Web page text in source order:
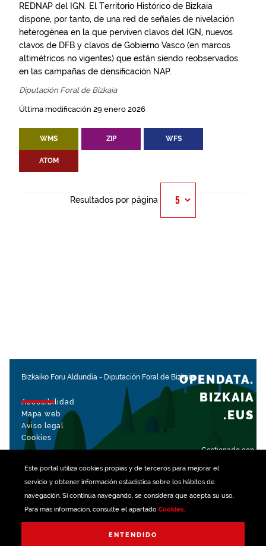
Este portal utiliza cookiespropias y de terceros para mejorar el
servicio y obtener información estadística sobre los hábitos de
navegación. Si continúa navegando, se considera que acepta su uso.
Para más información, consulte el apartado Cookies.
ENTENDIDO
REDNAP del IGN. El Territorio Histórico de Bizkaia
dispone, por tanto, de una red de señales de nivelación
heterogénea en la que perviven clavos del IGN, nuevos
clavos de DFB y clavos de Gobierno Vasco (en marcos
altimétricos no vigentes) que están siendo reobservados
en las campañas de densificación NAP.
Diputación Foral de Bizkaia
Última modificación 29 enero 2026
WMS ZIP WFS
ATOM
Resultados por página
Bizkaiko Foru Aldundia - Diputación Foral de Bizkaia
Accesibilidad
Mapa web
Aviso legal
Cookies
Gestionado con
OPENDATA.
BIZKAIA
.EUS